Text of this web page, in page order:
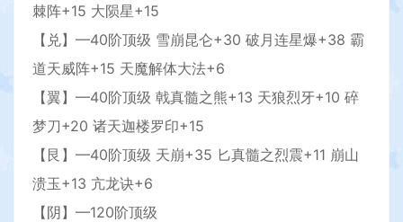
棘阵+15 大陨星+15
【兑】—40阶顶级 雪崩昆仑+30 破月连星爆+38 霸
道天威阵+15 天魔解体大法+6
【翼】—40阶顶级 戟真髓之熊+13 天狼烈牙+10 碎
梦刀+20 诸天迦楼罗印+15
【艮】—40阶顶级 天崩+35 匕真髓之烈震+11 崩山
溃玉+13 亢龙诀+6
【阴】—120阶顶级